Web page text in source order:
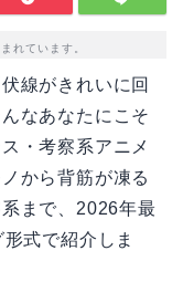
れています。
線がきれいに回
なあなたにこそ
・考察系アニメ
から背筋が凍る
まで、2026年最
式で紹介しま